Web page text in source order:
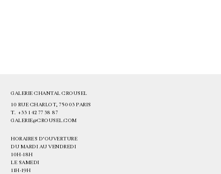
GALERIE CHANTAL CROUSEL
10 RUE CHARLOT, 75003 PARIS
T. +33 1 42 77 38 87
GALERIE@CROUSEL.COM
HORAIRES D'OUVERTURE
DU MARDI AU VENDREDI
10H-18H
LE SAMEDI
11H-19H